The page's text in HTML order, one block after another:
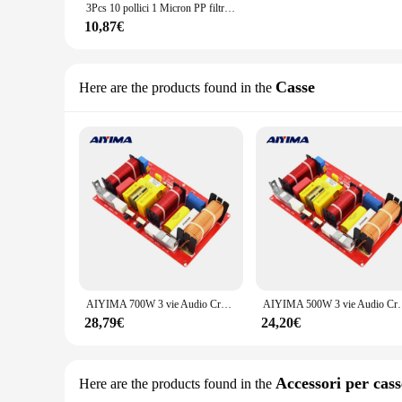
3Pcs 10 pollici 1 Micron PP filtro in cotone depuratore d'acqua sostituzione cartuccia di sedimenti acquario per membrana ad osmosi inversa
10,87€
Here are the products found in the Casse
AIYIMA 700W 3 vie Audio Crossover Treble Midrange Bass Speaker divisore di frequenza filtri Crossover 6-18 pollici Stage professionale
28,79€
AIYIMA 500W 3 vie Audio
24,20€
Here are the products found in the Accessori per